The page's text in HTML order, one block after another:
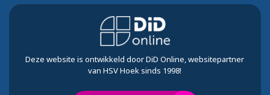
Deze website is ontwikkeld door DiD Online, websitepartner
van HSV Hoek sinds 1998!